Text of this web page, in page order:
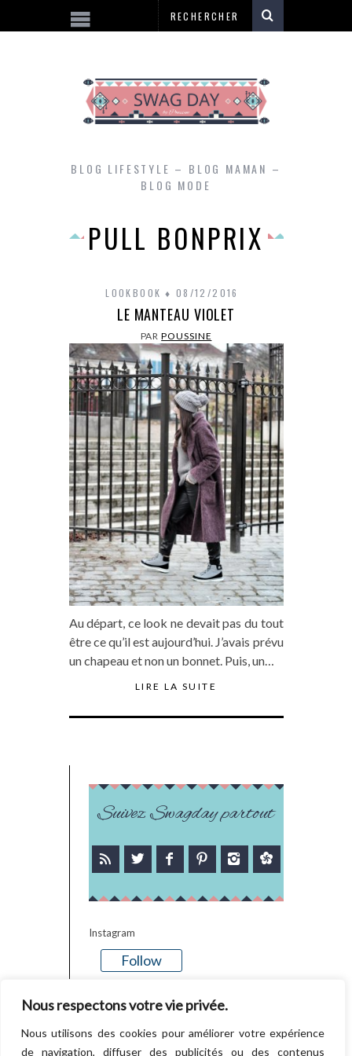
Nous respectons votre vie privée.
Nous utilisons des cookies pour améliorer votre expérience
de navigation, diffuser des publicités ou des contenus
BLOG LIFESTYLE – BLOG MAMAN –
BLOG MODE
PULL BONPRIX
LOOKBOOK 08/12/2016
LE MANTEAU VIOLET
PARPOUSSINE
Au départ, ce look ne devait pas du tout
être ce qu’il est aujourd’hui. J’avais prévu
un chapeau et non un bonnet. Puis, un…
LIRE LA SUITE
Suivez Swagday partout
Instagram
Follow